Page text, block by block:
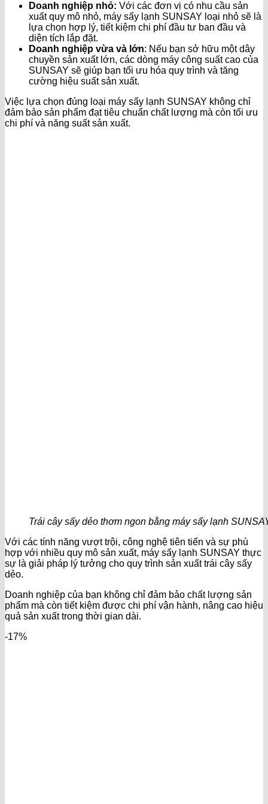
Doanh nghiệp nhỏ: Với các đơn vị có nhu cầu sản
xuất quy mô nhỏ, máy sấy lạnh SUNSAY loại nhỏ sẽ là
lựa chọn hợp lý, tiết kiệm chi phí đầu tư ban đầu và
diện tích lắp đặt.
Doanh nghiệp vừa và lớn: Nếu bạn sở hữu một dây
chuyền sản xuất lớn, các dòng máy công suất cao của
SUNSAY sẽ giúp bạn tối ưu hóa quy trình và tăng
cường hiệu suất sản xuất.
Việc lựa chọn đúng loại máy sấy lạnh SUNSAY không chỉ
đảm bảo sản phẩm đạt tiêu chuẩn chất lượng mà còn tối ưu
chi phí và năng suất sản xuất.
Trái cây sấy dẻo thơm ngon bằng máy sấy lạnh
Với các tính năng vượt trội, công nghệ tiên tiến và sự phù
hợp với nhiều quy mô sản xuất, máy sấy lạnh SUNSAY thực
sự là giải pháp lý tưởng cho quy trình sản xuất trái cây sấy
dẻo.
Doanh nghiệp của bạn không chỉ đảm bảo chất lượng sản
phẩm mà còn tiết kiệm được chi phí vận hành, nâng cao hiệu
quả sản xuất trong thời gian dài.
-17%